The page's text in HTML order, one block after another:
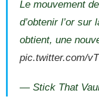
Le mouvement
d’obtenir l’or sur
obtient, une
pic.twitter.com/
— Stick That